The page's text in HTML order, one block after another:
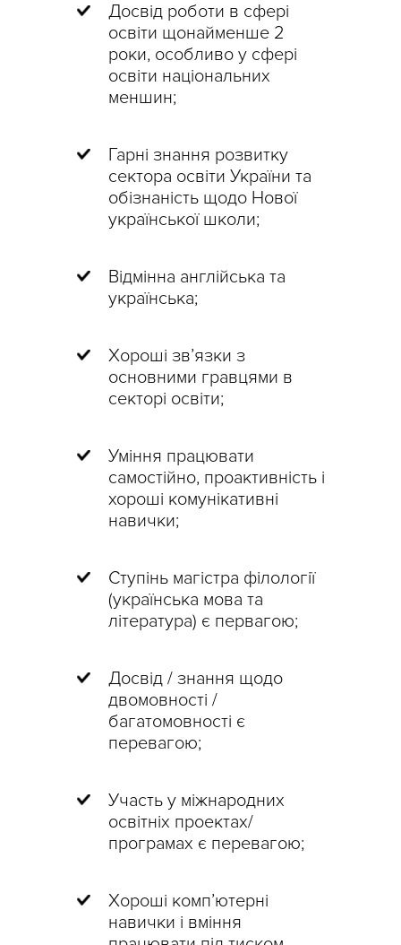
Досвід роботи в сфері
освіти щонайменше 2
роки, особливо у сфері
освіти національних
меншин;
Гарні знання розвитку
сектора освіти України та
обізнаність щодо Нової
української школи;
Відмінна англійська та
українська;
Хороші зв’язки з
основними гравцями в
секторі освіти;
Уміння працювати
самостійно, проактивність і
хороші комунікативні
навички;
Ступінь магістра філології
(українська мова та
література) є первагою;
Досвід / знання щодо
двомовності /
багатомовності є
перевагою;
Участь у міжнародних
освітніх проектах/
програмах є перевагою;
Хороші комп’ютерні
навички і вміння